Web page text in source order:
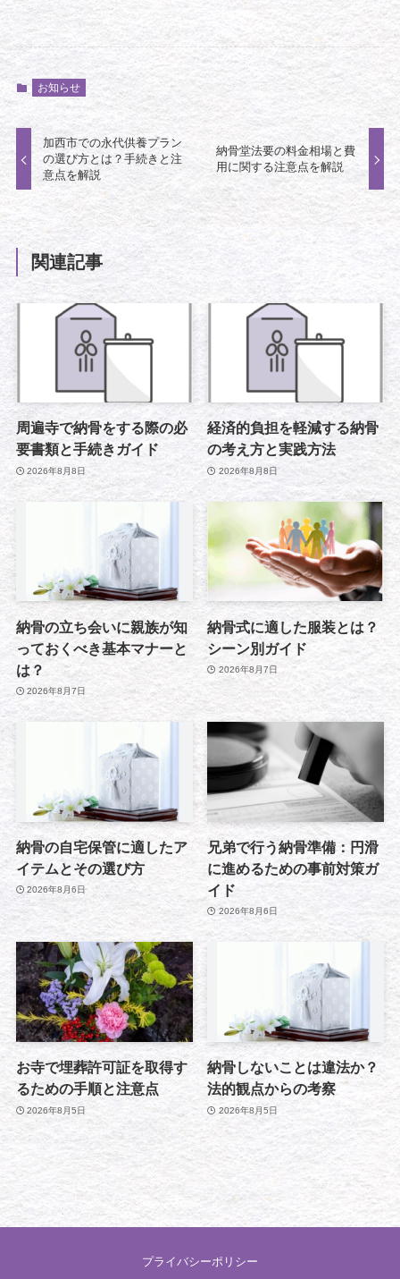
お知らせ
加西市での永代供養プラン
の選び方とは？手続きと注
意点を解説
納骨堂法要の料金相場と費
用に関する注意点を解説
関連記事
周遍寺で納骨をする際の必
要書類と手続きガイド
2026年8月8日
経済的負担を軽減する納骨
の考え方と実践方法
2026年8月8日
納骨の立ち会いに親族が知
っておくべき基本マナーと
は？
2026年8月7日
納骨式に適した服装とは？
シーン別ガイド
2026年8月7日
納骨の自宅保管に適したア
イテムとその選び方
2026年8月6日
兄弟で行う納骨準備：円滑
に進めるための事前対策ガ
イド
2026年8月6日
お寺で埋葬許可証を取得す
るための手順と注意点
2026年8月5日
納骨しないことは違法か？
法的観点からの考察
2026年8月5日
プライバシーポリシー